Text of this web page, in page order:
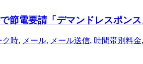
節電要請「デマンドレスポン
ク時, メール, メール送信, 時間帯別料金,